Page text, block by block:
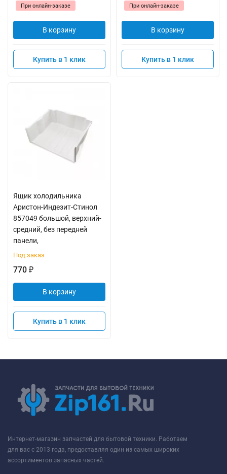
При онлайн-заказе
В корзину
Купить в 1 клик
При онлайн-заказе
В корзину
Купить в 1 клик
Ящик холодильника
Аристон-Индезит-Стинол
857049 большой, верхний-
средний, без передней
панели,
Под заказ
770 ₽
В корзину
Купить в 1 клик
Интернет-магазин запчастей для бытовой техники. Работаем
для вас с 2013 года, предоставляя один из самых широких
ассортиментов запасных частей.